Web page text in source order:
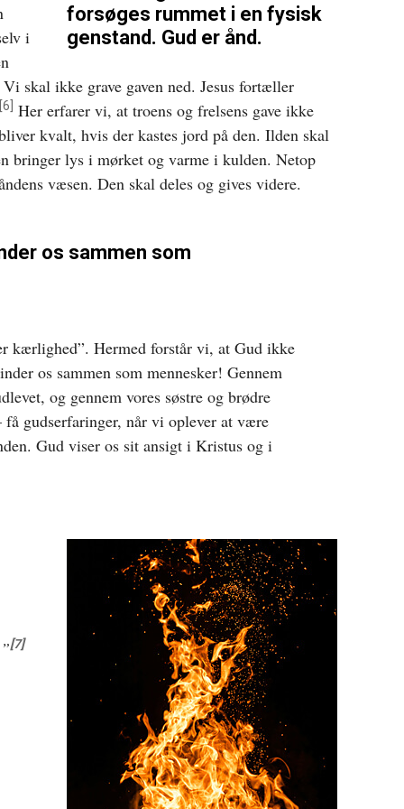
forsøges rummet i en fysisk
genstand. Gud er ånd.
i
skal ikke grave gaven ned. Jesus fortæller
[6]
Her erfarer vi, at troens og frelsens gave ikke
kvalt, hvis der kastes jord på den. Ilden skal
bringer lys i mørket og varme i kulden. Netop
væsen. Den skal deles og gives videre.
os sammen som
kærlighed”. Hermed forstår vi, at Gud ikke
os sammen som mennesker! Gennem
og gennem vores søstre og brødre
gudserfaringer, når vi oplever at være
Gud viser os sit ansigt i Kristus og i
[7]